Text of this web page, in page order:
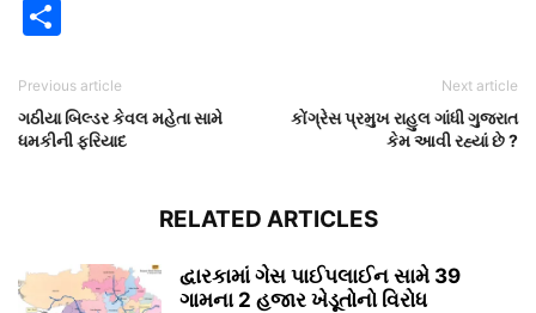
Previous article
ગઠીયા બિલ્ડર કેવલ મહેતા સામે
ધમકીની ફરિયાદ
Next article
કોંગ્રેસ પ્રમુખ રાહુલ ગાંધી ગુજરાત
કેમ આવી રહ્યાં છે ?
RELATED ARTICLES
દ્વારકામાં ગેસ પાઈપલાઈન સામે 39
ગામના 2 હજાર ખેડૂતોનો વિરોધ